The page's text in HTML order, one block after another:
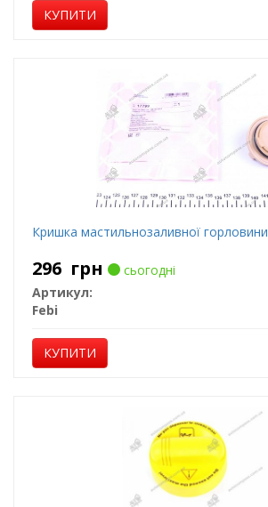
КУПИТИ
Кришка мастильнозаливної горловини
296 грн
сьогодні
Артикул:
Febi
КУПИТИ